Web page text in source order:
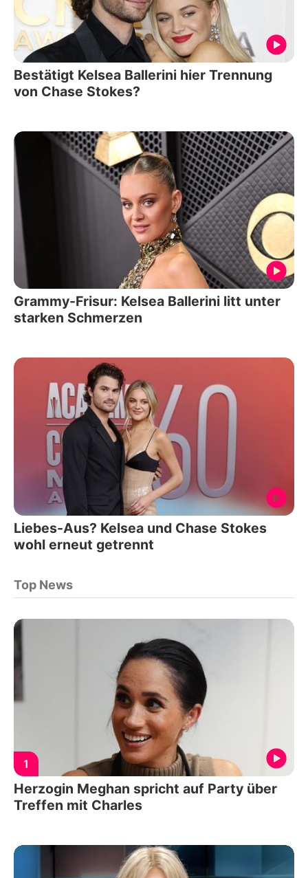
Bestätigt Kelsea Ballerini hier Trennung
von Chase Stokes?
Grammy-Frisur: Kelsea Ballerini litt unter
starken Schmerzen
Liebes-Aus? Kelsea und Chase Stokes
wohl erneut getrennt
Top News
1
Herzogin Meghan spricht auf Party über
Treffen mit Charles